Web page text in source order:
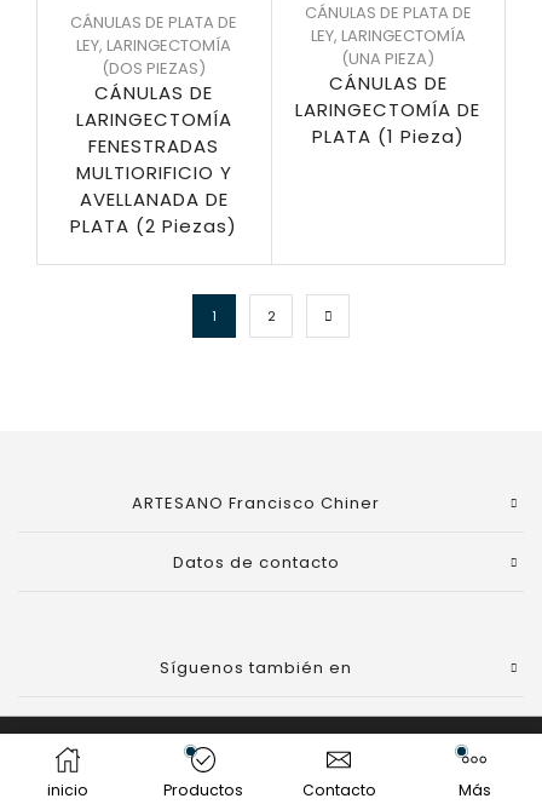
CÁNULAS DE PLATA DE
LEY, LARINGECTOMÍA
(DOS PIEZAS)
CÁNULAS DE
LARINGECTOMÍA
FENESTRADAS
MULTIORIFICIO Y
AVELLANADA DE
PLATA (2 Piezas)
CÁNULAS DE PLATA DE
LEY, LARINGECTOMÍA
(UNA PIEZA)
CÁNULAS DE
LARINGECTOMÍA DE
PLATA (1 Pieza)
1 2
ARTESANO Francisco Chiner
Datos de contacto
Síguenos también en
POLÍTICA DE PRIVACIDAD AVISO LEGAL
POLÍTICA
DE COOKIES
inicio Productos Contacto Más